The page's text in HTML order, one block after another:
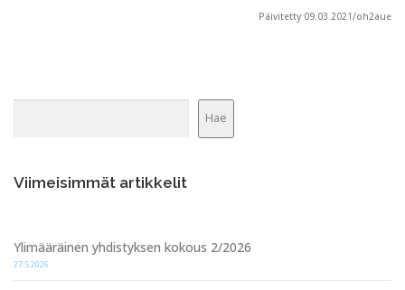
Päivitetty 09.03.2021/oh2aue
Hae
Viimeisimmät artikkelit
Ylimääräinen yhdistyksen kokous 2/2026
27.5.2026